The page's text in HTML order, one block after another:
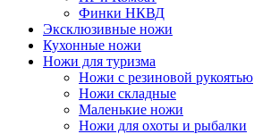
Финки НКВД
Эксклюзивные ножи
Кухонные ножи
Ножи для туризма
Ножи с резиновой рукоятью
Ножи складные
Маленькие ножи
Ножи для охоты и рыбалки